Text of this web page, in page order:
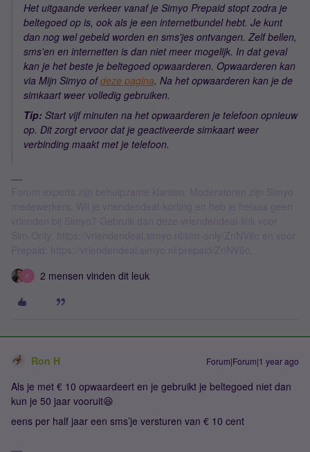
Het uitgaande verkeer vanaf je Simyo Prepaid stopt zodra je
beltegoed op is, ook als je een internetbundel hebt. Je kunt
dan nog wel gebeld worden en sms’jes ontvangen. Zelf bellen,
sms'en en internetten is dan niet meer mogelijk. In dat geval
kan je het beste je beltegoed opwaarderen. Opwaarderen kan
via Mijn Simyo ofdeze pagina. Na het opwaarderen kan je de
simkaart weer volledig gebruiken.
Tip: Start vijf minuten na het opwaarderen je telefoon opnieuw
op. Dit zorgt ervoor dat je geactiveerde simkaart weer
verbinding maakt met je telefoon.
P 2 mensen vinden dit leuk
Ron H Forum|Forum|1 year ago
Als je met € 10 opwaardeert en je gebruikt je beltegoed niet dan
kun je 50 jaar vooruit😆
eens per half jaar een sms’je versturen van € 10 cent